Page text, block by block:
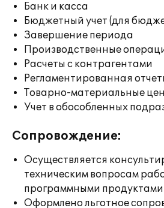
Банк и касса
Бюджетный учет (для
Завершение периода
Производственные
Расчеты с контрагентами
Регламентированная
Товарно-материальные
Учет в обособленных
Сопровождение:
Осуществляется
техническим вопросам
программными
Оформлено льготное